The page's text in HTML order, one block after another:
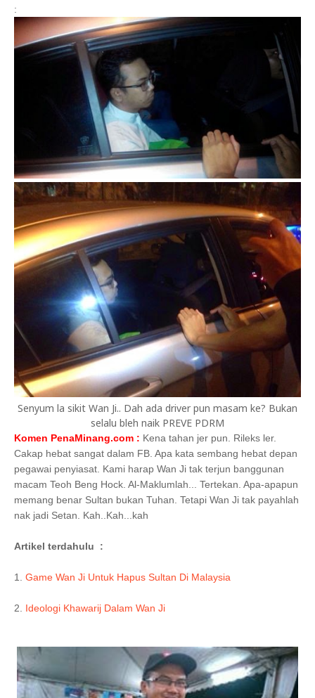
:
Senyum la sikit Wan Ji.. Dah ada driver pun masam ke? Bukan
selalu bleh naik PREVE PDRM
Komen PenaMinang.com : Kena tahan jer pun. Rileks ler.
Cakap hebat sangat dalam FB. Apa kata sembang hebat depan
pegawai penyiasat. Kami harap Wan Ji tak terjun banggunan
macam Teoh Beng Hock. Al-Maklumlah... Tertekan. Apa-apapun
memang benar Sultan bukan Tuhan. Tetapi Wan Ji tak payahlah
nak jadi Setan. Kah..Kah...kah
Artikel terdahulu :
1. Game Wan Ji Untuk Hapus Sultan Di Malaysia
2. Ideologi Khawarij Dalam Wan Ji